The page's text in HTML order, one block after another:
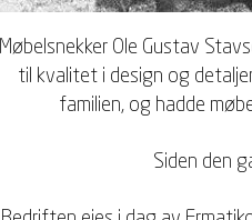
Møbelsnekker Ole Gustav
til kvalitet i design og
familien, og hadde
Siden den